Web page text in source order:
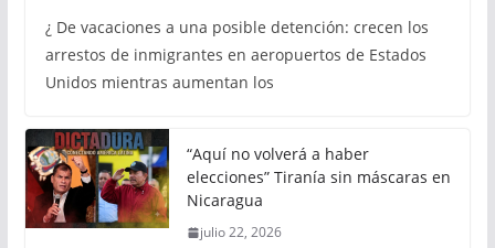
¿ De vacaciones a una posible detención: crecen los
arrestos de inmigrantes en aeropuertos de Estados
Unidos mientras aumentan los
“Aquí no volverá a haber
elecciones” Tiranía sin máscaras en
Nicaragua
julio 22, 2026